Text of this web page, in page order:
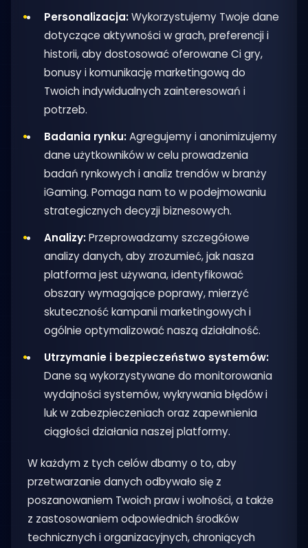
Personalizacja:Wykorzystujemy Twoje dane
dotyczące aktywności w grach, preferencji i
historii, aby dostosować oferowane Ci gry,
bonusy i komunikację marketingową do
Twoich indywidualnych zainteresowań i
potrzeb.
Badania rynku:Agregujemy i anonimizujemy
dane użytkowników w celu prowadzenia
badań rynkowych i analiz trendów w branży
iGaming. Pomaga nam to w podejmowaniu
strategicznych decyzji biznesowych.
Analizy:Przeprowadzamy szczegółowe
analizy danych, aby zrozumieć, jak nasza
platforma jest używana, identyfikować
obszary wymagające poprawy, mierzyć
skuteczność kampanii marketingowych i
ogólnie optymalizować naszą działalność.
Utrzymanie i bezpieczeństwo systemów:
Dane są wykorzystywane do monitorowania
wydajności systemów, wykrywania błędów i
luk w zabezpieczeniach oraz zapewnienia
ciągłości działania naszej platformy.
W każdym z tych celów dbamy o to, aby
przetwarzanie danych odbywało się z
poszanowaniem Twoich praw i wolności, a także
z zastosowaniem odpowiednich środków
technicznych i organizacyjnych, chroniących